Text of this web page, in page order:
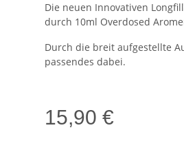
Die neuen Innovativen
durch 10ml Overdosed
Durch die breit aufgestellte
passendes dabei.
15,90 €